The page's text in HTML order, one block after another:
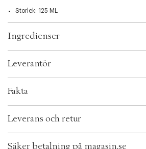
.
l
t
n
hudens mikrobiota.
Storlek: 125 ML
Ingredienser
Leverantör
Fakta
EAN: 3380810427332
ID: AEVQ49-0008
Leverans och retur
Säker betalning på magasin.se